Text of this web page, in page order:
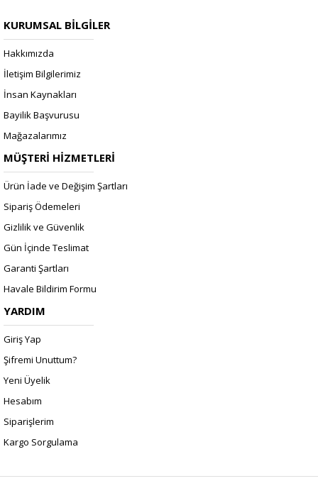
KURUMSAL BİLGİLER
Hakkımızda
İletişim Bilgilerimiz
İnsan Kaynakları
Bayilik Başvurusu
Mağazalarımız
MÜŞTERİ HİZMETLERİ
Ürün İade ve Değişim Şartları
Sipariş Ödemeleri
Gizlilik ve Güvenlik
Gün İçinde Teslimat
Garanti Şartları
Havale Bildirim Formu
YARDIM
Giriş Yap
Şifremi Unuttum?
Yeni Üyelik
Hesabım
Siparişlerim
Kargo Sorgulama